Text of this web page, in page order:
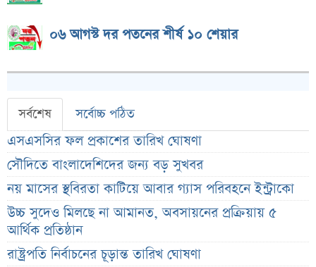
০৬ আগস্ট দর পতনের শীর্ষ ১০ শেয়ার
সর্বশেষ সর্বোচ্চ পঠিত
এসএসসির ফল প্রকাশের তারিখ ঘোষণা
সৌদিতে বাংলাদেশিদের জন্য বড় সুখবর
নয় মাসের স্থবিরতা কাটিয়ে আবার গ্যাস পরিবহনে ইন্ট্রাকো
উচ্চ সুদেও মিলছে না আমানত, অবসায়নের প্রক্রিয়ায় ৫
আর্থিক প্রতিষ্ঠান
রাষ্ট্রপতি নির্বাচনের চূড়ান্ত তারিখ ঘোষণা